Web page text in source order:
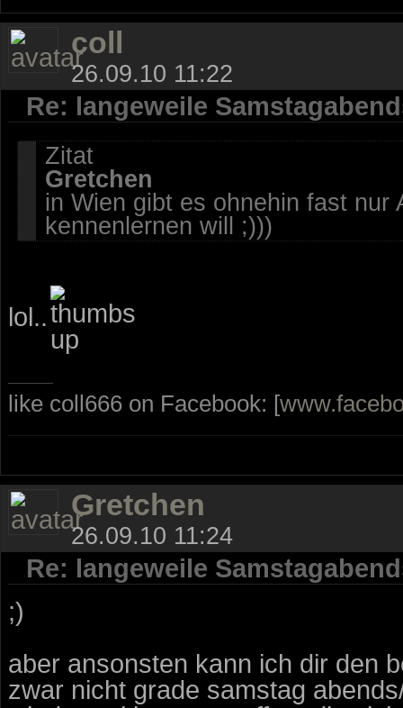
coll
26.09.10 11:22
Re: langeweile
Zitat
Gretchen
in Wien gibt es ohnehin fast
kennenlernen will ;)))
lol..
like coll666 on Facebook: [
Gretchen
26.09.10 11:24
Re: langeweile
;)
aber ansonsten kann ich dir den
zwar nicht grade samstag